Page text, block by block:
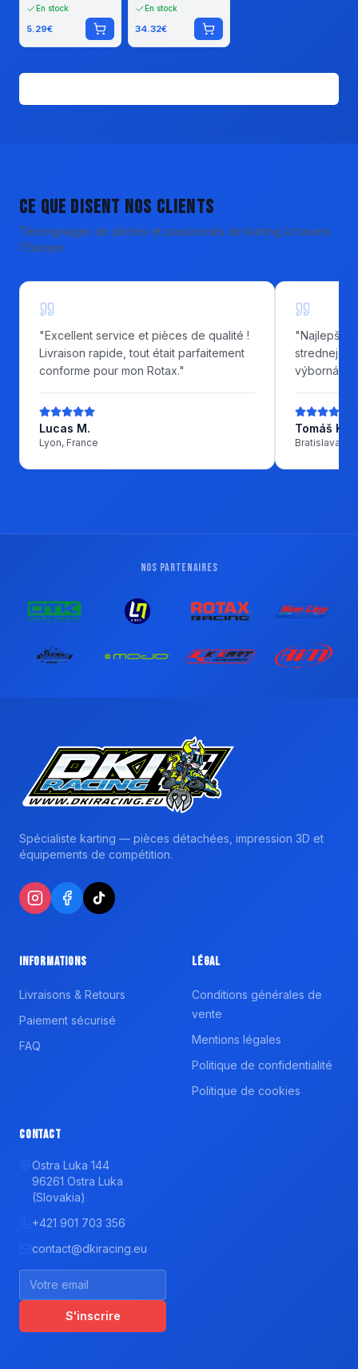
En stock
5.29€
En stock
34.32€
Ce que disent nos clients
Témoignages de pilotes et passionnés de karting à travers
l'Europe
"Excellent service et pièces de qualité !
Livraison rapide, tout était parfaitement
conforme pour mon Rotax."
Lucas M.
Lyon, France
"Najlepší
strednej
výborná
Tomáš K.
Bratislava,
NOS PARTENAIRES
Spécialiste karting — pièces détachées, impression 3D et
équipements de compétition.
Informations
Livraisons & Retours
Paiement sécurisé
FAQ
Légal
Conditions générales de
vente
Mentions légales
Politique de confidentialité
Politique de cookies
Contact
Ostra Luka 144
96261 Ostra Luka
(Slovakia)
+421 901 703 356
contact@dkiracing.eu
S'inscrire